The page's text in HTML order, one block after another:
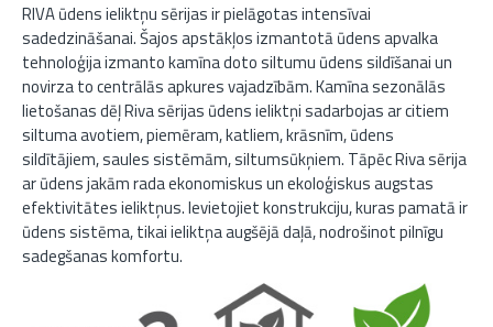
RIVA ūdens ieliktņu sērijas ir pielāgotas intensīvai
sadedzināšanai. Šajos apstākļos izmantotā ūdens apvalka
tehnoloģija izmanto kamīna doto siltumu ūdens sildīšanai un
novirza to centrālās apkures vajadzībām. Kamīna sezonālās
lietošanas dēļ Riva sērijas ūdens ieliktņi sadarbojas ar citiem
siltuma avotiem, piemēram, katliem, krāsnīm, ūdens
sildītājiem, saules sistēmām, siltumsūkņiem. Tāpēc Riva sērija
ar ūdens jakām rada ekonomiskus un ekoloģiskus augstas
efektivitātes ieliktņus. Ievietojiet konstrukciju, kuras pamatā ir
ūdens sistēma, tikai ieliktņa augšējā daļā, nodrošinot pilnīgu
sadegšanas komfortu.